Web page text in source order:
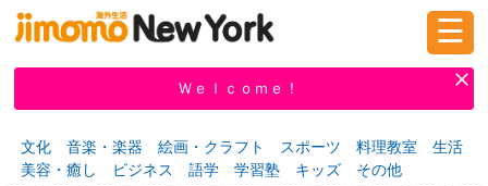
掲示板 タウン情報 教えて！
☰
Ｗｅｌｃｏｍｅ！
文化 音楽・楽器 絵画・クラフト スポーツ 料理教室
生活
美容・癒し
ビジネス 語学 学習塾 キッズ その他